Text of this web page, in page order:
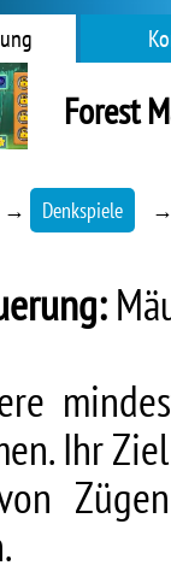
Forest
→ Denkspiele →
Ihr